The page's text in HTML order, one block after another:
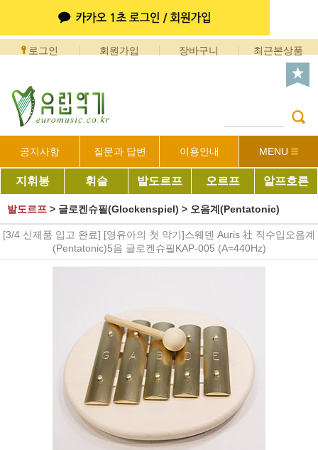
로그인 회원가입 장바구니 최근본상품
공지사항 질문과 답변 이용안내 MENU
지휘봉 휘슬 발도르프 오르프 알프호른
발도르프 > 글로켄슈필(Glockenspiel) > 오음계(Pentatonic)
[3/4 신제품 입고 완료] [영유아의 첫 악기]스웨덴 Auris 社 직수입오음계
(Pentatonic)5음 글로켄슈필KAP-005 (A=440Hz)